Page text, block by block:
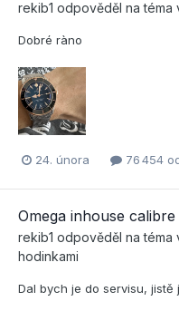
rekib1 odpověděl na téma
Dobré ràno
24. února 76 454
Omega inhouse
rekib1 odpověděl na téma
hodinkami
Dal bych je do servisu, jistě